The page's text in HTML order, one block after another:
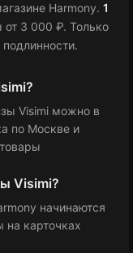
Harmony. 1
от 3 000 ₽. Только
Visimi можно в
по Москве и
Visimi?
начинаются
на карточках